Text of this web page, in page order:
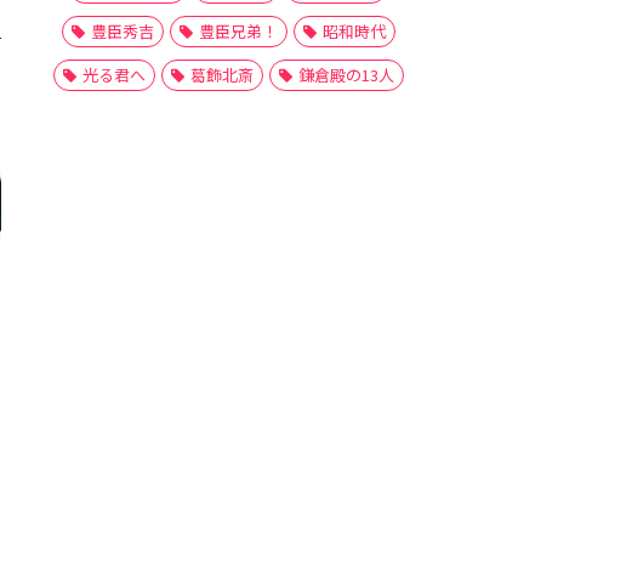
豊臣秀吉
豊臣兄弟！
昭和時代
光る君へ
葛飾北斎 鎌倉殿の13人